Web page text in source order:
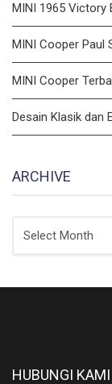
MINI 1965 Victory
MINI Cooper Paul
MINI Cooper
Desain Klasik dan
ARCHIVE
HUBUNGI KAMI